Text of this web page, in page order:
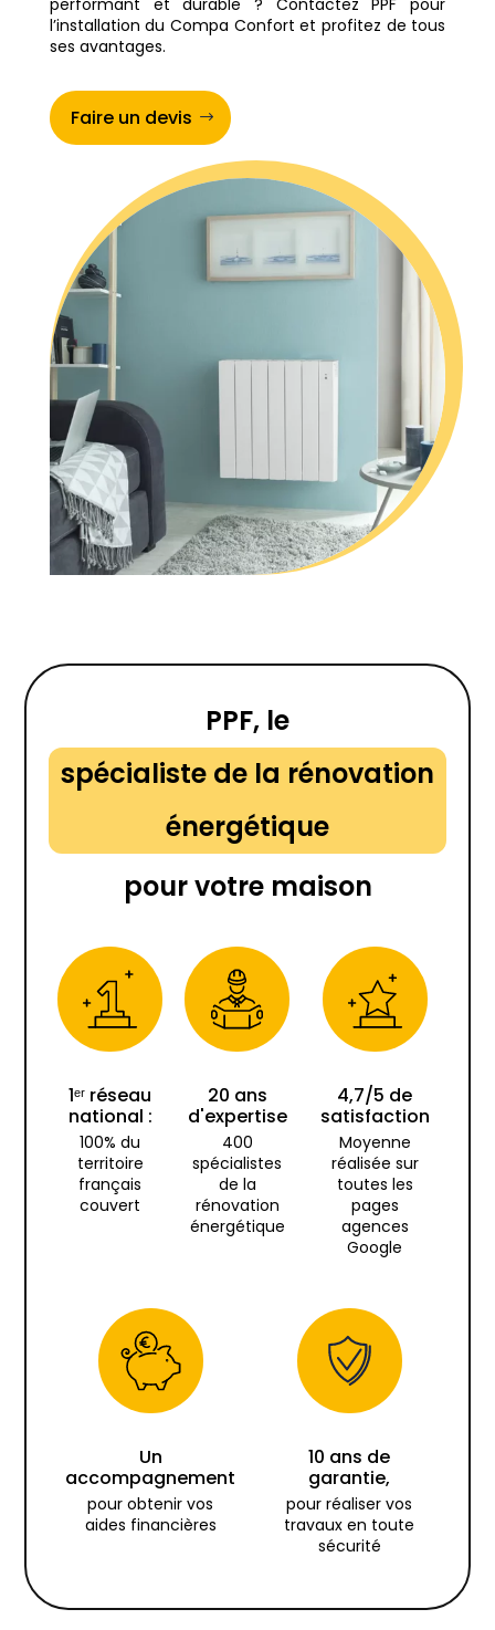
l’installation du Compa Confort et profitez de tous
ses avantages.
Faire un devis
PPF, le
spécialiste de la rénovation
énergétique
pour votre maison
1ᵉʳ réseau
national :
100% du
territoire
français
couvert
20 ans
d'expertise
400
spécialistes
de la
rénovation
énergétique
4,7/5 de
satisfaction
Moyenne
réalisée sur
toutes les
pages
agences
Google
Un
accompagnement
pour obtenir vos
aides financières
10 ans de
garantie,
pour réaliser vos
travaux en toute
sécurité